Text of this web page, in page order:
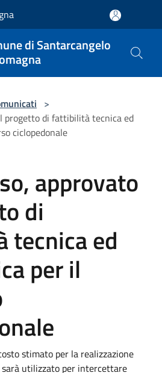
di Santarcangelo
>
progetto di fattibilità tecnica ed
ciclopedonale
approvato
di
ed
per il
stimato per la realizzazione
sarà utilizzato per intercettare